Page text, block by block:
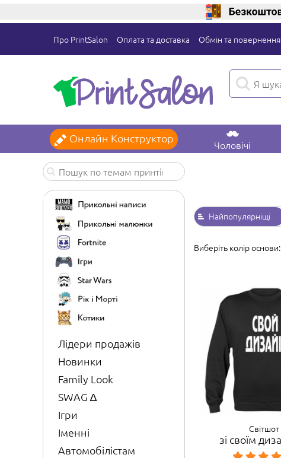
Про PrintSalon Оплата та доставка Обмін та повернення
Онлайн Конструктор
Чоловічі
Лідери продажів
Новинки
Family Look
SWAG ∆
Ігри
Іменні
Автомобілістам
Найпопулярніщі
Виберіть колір основи:
Світшот
зі своїм